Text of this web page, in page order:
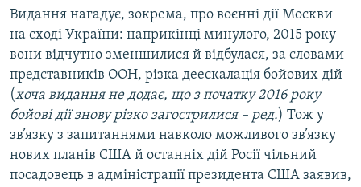
Видання нагадує, зокрема, про воєнні дії Москви
на сході України: наприкінці минулого, 2015 року
вони відчутно зменшилися й відбулася, за словами
представників ООН, різка деескалація бойових дій
(хоча видання не додає, що з початку 2016 року
бойові дії знову різко загострилися – ред.) Тож у
зв’язку з запитаннями навколо можливого зв’язку
нових планів США й останніх дій Росії чільний
посадовець в адміністрації президента США заявив,